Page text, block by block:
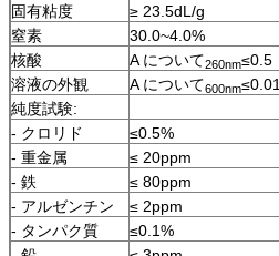
固有粘度
≥ 23.5dL/g
窒素
30.0~4.0%
核酸
A について260nm≤0.5
溶液の外観
A について600nm≤0.01
純度試験:
- クロリド
≤0.5%
- 重金属
≤ 20ppm
- 鉄
≤ 80ppm
- アルゼンチン
≤ 2ppm
- タンパク質
≤0.1%